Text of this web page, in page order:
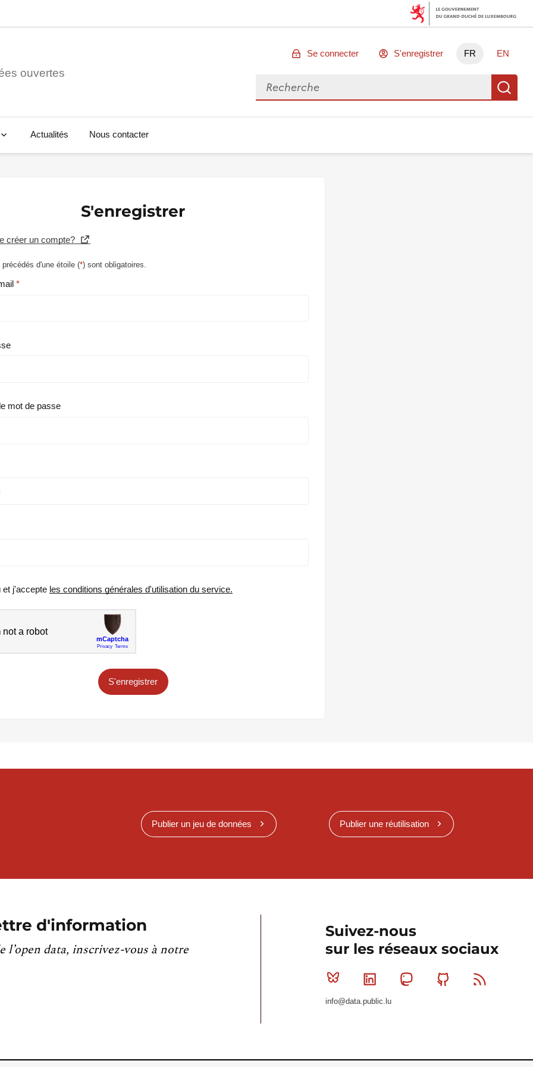
ouvertes
Se connecter S'enregistrer FR EN
Rechercher des données
Actualités Nous contacter
S'enregistrer
créer un compte?
d'une étoile (*) sont obligatoires.
mot de passe
et j'accepte les conditions générales d'utilisation du service.
S'enregistrer
Publier un jeu de données Publier une réutilisation
d'information
l’open data, inscrivez-vous à notre
Suivez-nous
sur les réseaux sociaux
Bluesky Linkedin MastodonGithub
info@data.public.lu